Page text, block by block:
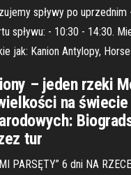
spływy po
spływu: - 10:30 - 14:30.
jak: Kanion Antylopy,
– jeden rzeki
na
tur
PARSĘTY” 6 dni NA